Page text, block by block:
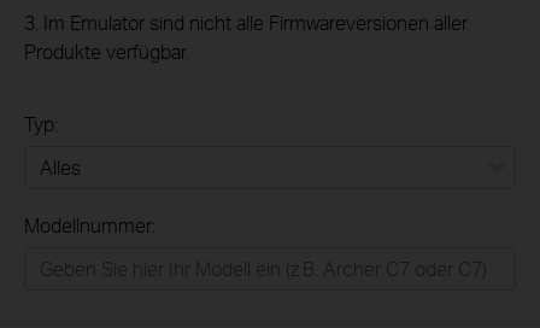
3. Im Emulator sind nicht alle Firmwareversionen aller
Produkte verfügbar.
Typ:
Modellnummer: